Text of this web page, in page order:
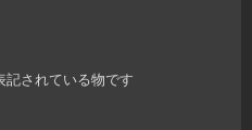
されている物です